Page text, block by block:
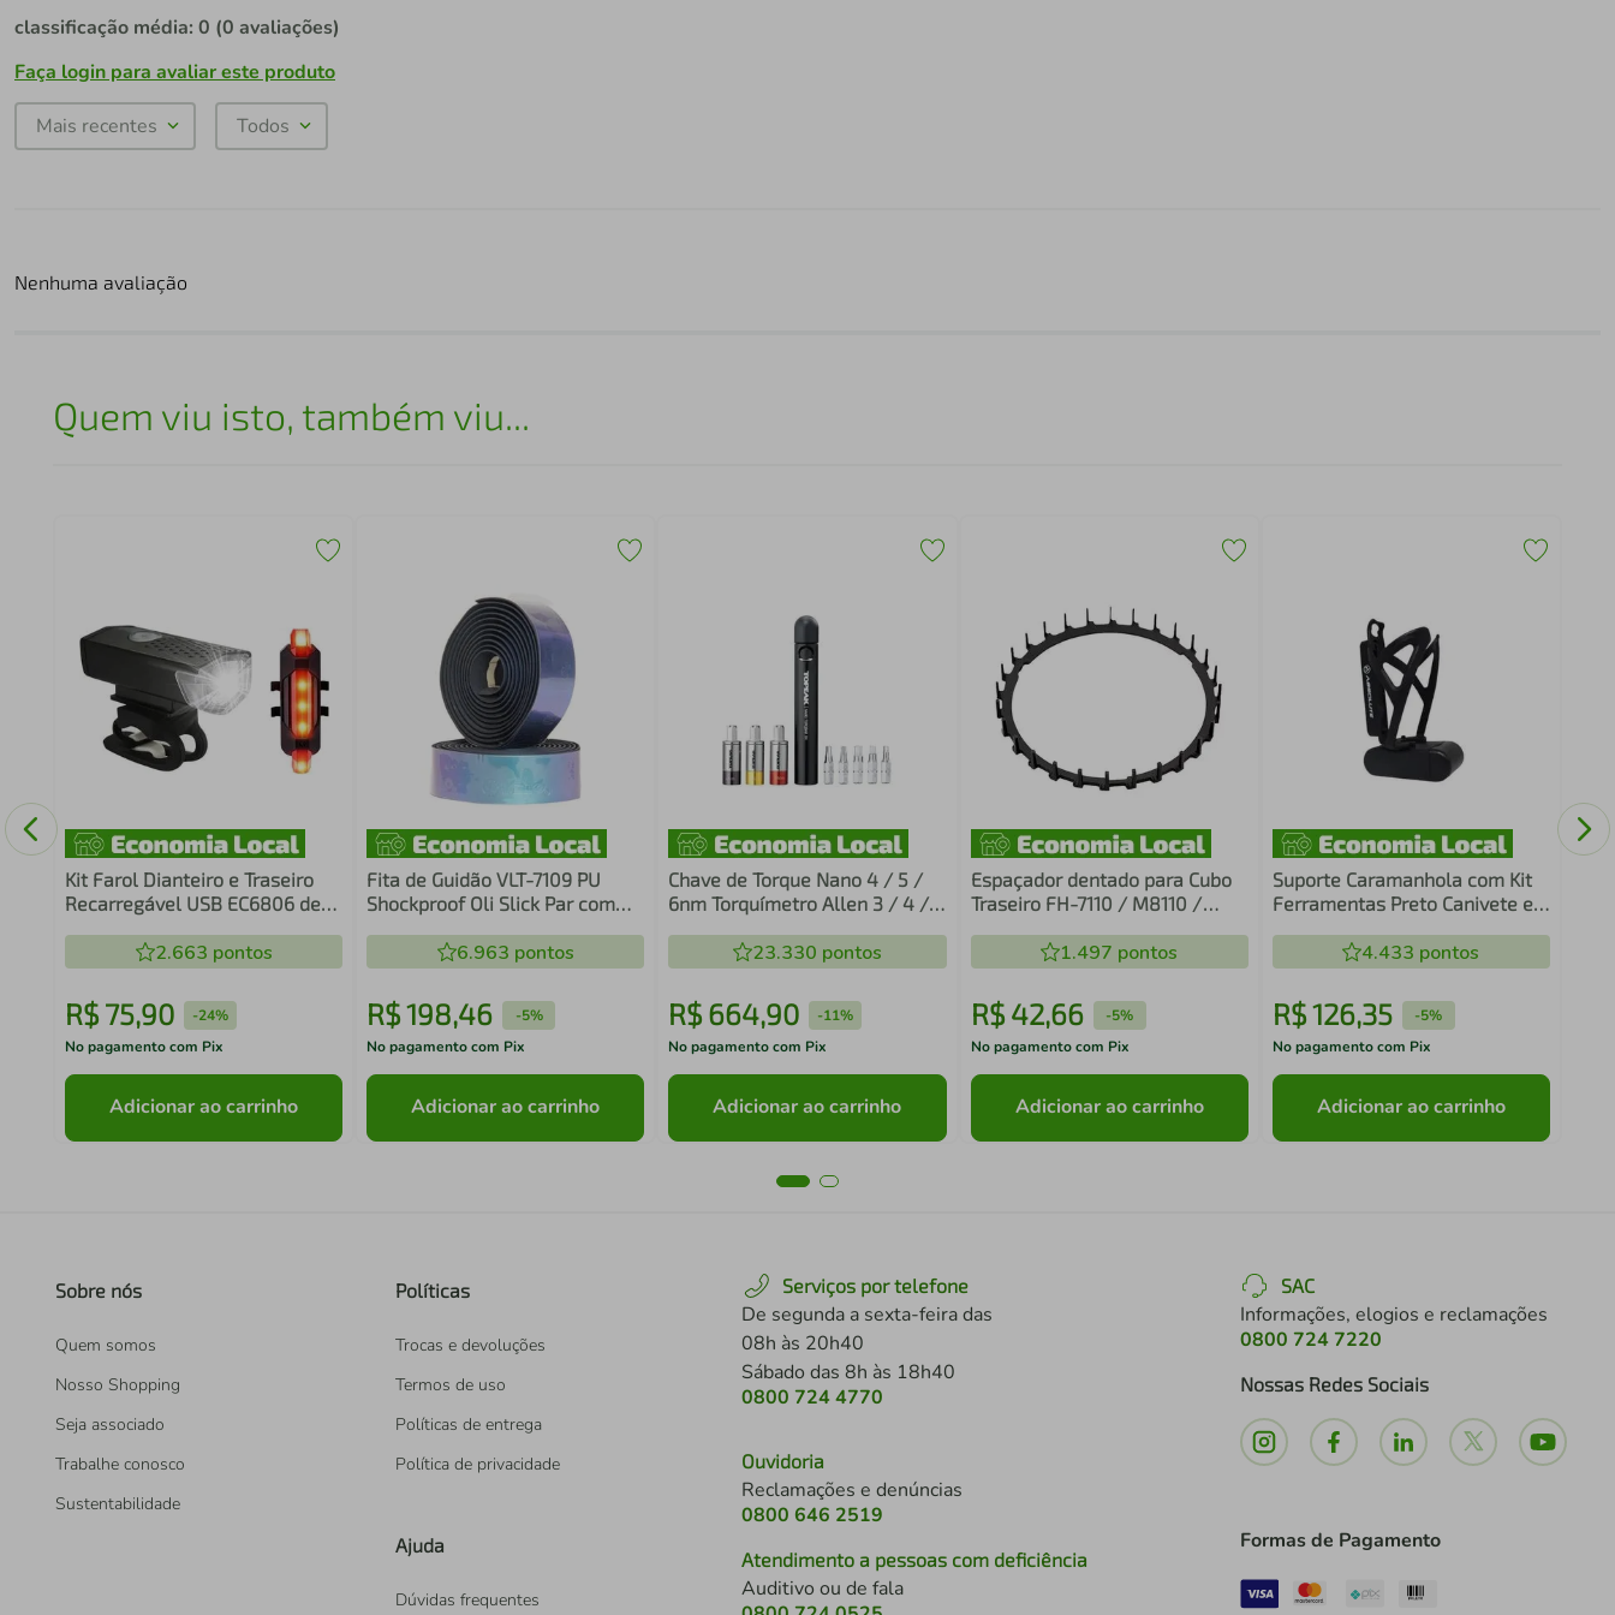
classificação média: 0 (0 avaliações)
Faça login para avaliar este produto
Mais recentes Todos
Nenhuma avaliação
Quem viu isto, também viu...
Kit Farol Dianteiro e Traseiro
Recarregável USB EC6806 de
2.663 pontos
R$ 75,90 -24%
No pagamento com Pix
Adicionar ao carrinho
Fita de Guidão VLT-7109 PU
Shockproof Oli Slick Par com
6.963 pontos
R$198,46 -5%
No pagamento com Pix
Adicionar ao carrinho
Chave de Torque Nano 4 / 5 /
6nm Torquímetro Allen 3 / 4 / 5
15 Funções23.330 pontos
R$664,90 -11%
No pagamento com Pix
Adicionar ao carrinho
Espaçador dentado para Cubo
Traseiro FH-7110 / M8110 /
1.497 pontos
R$ 42,66 -5%
No pagamento com Pix
Adicionar ao carrinho
Suporte Caramanhola com Kit
Ferramentas Preto Canivete e
4.433 pontos
R$126,35 -5%
No pagamento com Pix
Adicionar ao carrinho
Sobre nós
Quem somos
Nosso Shopping
Seja associado
Trabalhe conosco
Sustentabilidade
Políticas
Trocas e devoluções
Termos de uso
Políticas de entrega
Política de privacidade
Ajuda
Dúvidas frequentes
Serviços por telefone
De segunda a sexta-feira das
08h às 20h40
Sábado das 8h às 18h40
0800 724 4770
Ouvidoria
Reclamações e denúncias
0800 646 2519
Atendimento a pessoas com deficiência
Auditivo ou de fala
SAC
Informações, elogios e reclamações
0800 724 7220
Nossas Redes Sociais
Formas de Pagamento